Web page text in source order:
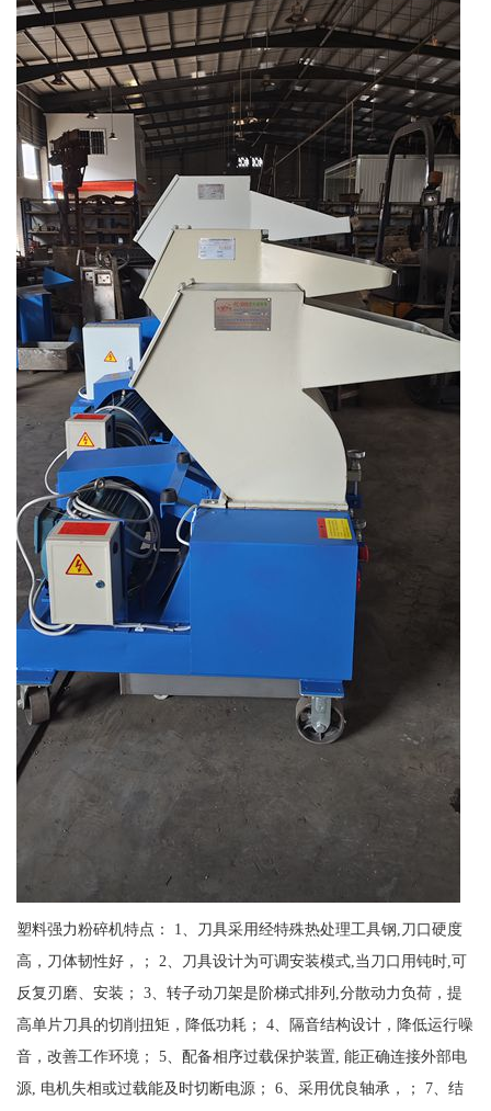
塑料强力粉碎机特点： 1、刀具采用经特殊热处理工具钢,刀口硬度
高，刀体韧性好，； 2、刀具设计为可调安装模式,当刀口用钝时,可
反复刃磨、安装； 3、转子动刀架是阶梯式排列,分散动力负荷，提
高单片刀具的切削扭矩，降低功耗； 4、隔音结构设计，降低运行噪
音，改善工作环境； 5、配备相序过载保护装置, 能正确连接外部电
源, 电机失相或过载能及时切断电源； 6、采用优良轴承，； 7、结